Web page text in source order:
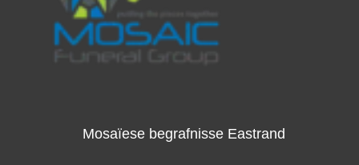
Mosaïese begrafnisse Eastrand